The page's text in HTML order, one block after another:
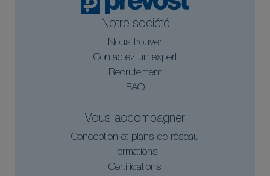
Notre société
Nous trouver
Contactez un expert
Recrutement
FAQ
Vous accompagner
Conception et plans de réseau
Formations
Certifications